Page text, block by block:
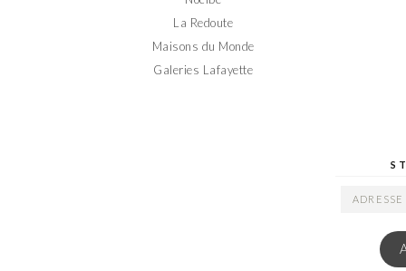
La Redoute
Maisons du Monde
Galeries Lafayette
ADRESSE